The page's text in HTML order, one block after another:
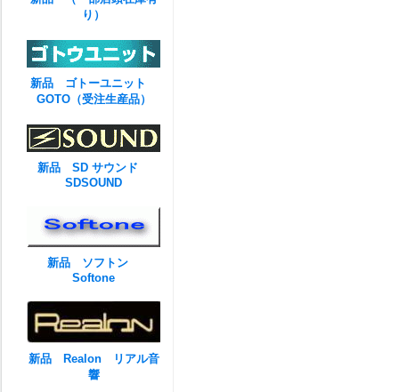
り）
新品 ゴトーユニット
GOTO（受注生産品）
新品 SD サウンド
SDSOUND
新品 ソフトン
Softone
新品 Realon リアル音
響